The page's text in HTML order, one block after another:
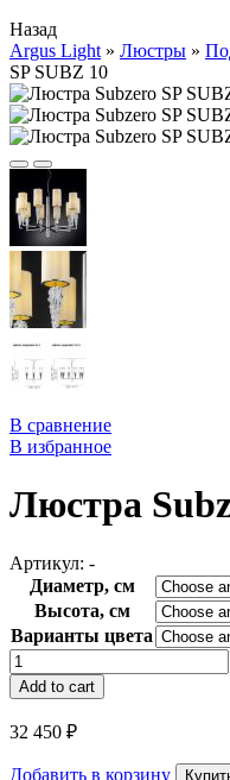
Назад
Argus Light » Люстры »
SP SUBZ 10
В сравнение
В избранное
Люстра
Артикул: -
Диаметр, см
Высота, см
Варианты цвета
Люстра
Subzero
SP
SUBZ
10
quantity
Add to cart
32 450 ₽
Добавить в корзину